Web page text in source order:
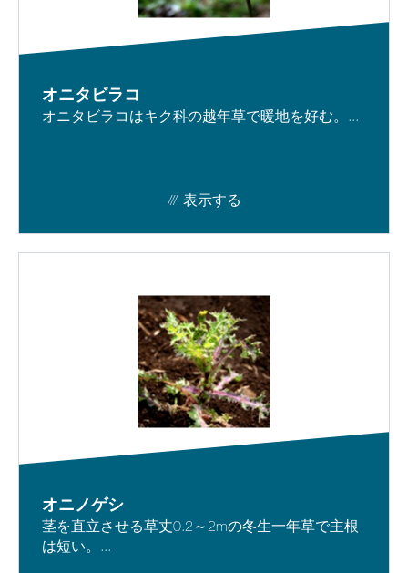
オニタビラコ
オニタビラコはキク科の越年草で暖地を好む。...
表示する
オニノゲシ
茎を直立させる草丈0.2～2mの冬生一年草で主根
は短い。...